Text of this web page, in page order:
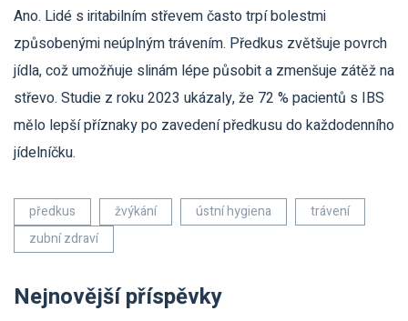
Ano. Lidé s iritabilním střevem často trpí bolestmi
způsobenými neúplným trávením. Předkus zvětšuje povrch
jídla, což umožňuje slinám lépe působit a zmenšuje zátěž na
střevo. Studie z roku 2023 ukázaly, že 72 % pacientů s IBS
mělo lepší příznaky po zavedení předkusu do každodenního
jídelníčku.
předkus žvýkání ústní hygiena
trávení
zubní zdraví
Nejnovější příspěvky